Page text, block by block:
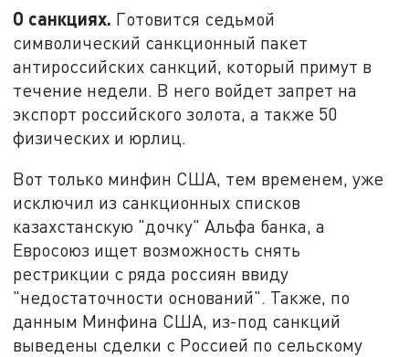
О санкциях. Готовится седьмой
символический санкционный пакет
антироссийских санкций, который примут в
течение недели. В него войдет запрет на
экспорт российского золота, а также 50
физических и юрлиц.
Вот только минфин США, тем временем, уже
исключил из санкционных списков
казахстанскую "дочку" Альфа банка, а
Евросоюз ищет возможность снять
рестрикции с ряда россиян ввиду
"недостаточности оснований". Также, по
данным Минфина США, из-под санкций
выведены сделки с Россией по сельскому